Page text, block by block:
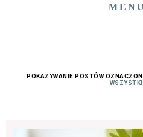
MENU
POKAZYWANIE POSTÓW